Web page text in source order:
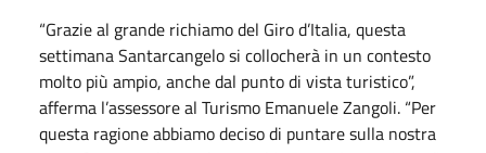
“Grazie al grande richiamo del Giro d’Italia, questa
settimana Santarcangelo si collocherà in un contesto
molto più ampio, anche dal punto di vista turistico”,
afferma l’assessore al Turismo Emanuele Zangoli. “Per
questa ragione abbiamo deciso di puntare sulla nostra